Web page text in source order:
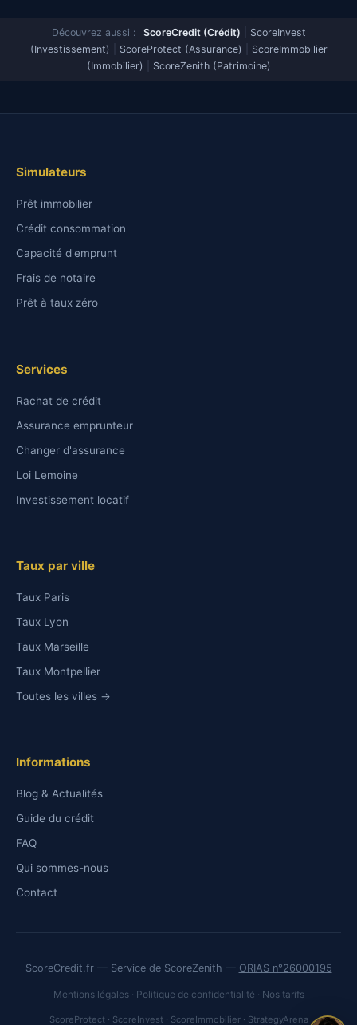
Découvrez aussi : ScoreCredit (Crédit)
ScoreInvest
(Investissement)
ScoreProtect (Assurance)
ScoreImmobilier
(Immobilier)
ScoreZenith (Patrimoine)
Simulateurs
Prêt immobilier
Crédit consommation
Capacité d'emprunt
Frais de notaire
Prêt à taux zéro
Services
Rachat de crédit
Assurance emprunteur
Changer d'assurance
Loi Lemoine
Investissement locatif
Taux par ville
Taux Paris
Taux Lyon
Taux Marseille
Taux Montpellier
Toutes les villes →
Informations
Blog & Actualités
Guide du crédit
FAQ
Qui sommes-nous
Contact
ScoreCredit.fr — Service de ScoreZenith — ORIAS n°26000195
Mentions légales· Politique de confidentialité · Nos tarifs
ScoreProtect · ScoreInvest · ScoreImmobilier· StrategyArena